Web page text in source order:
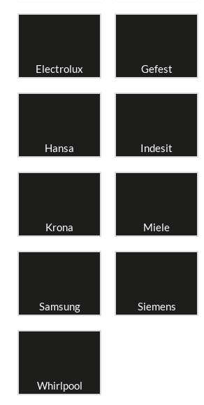
Electrolux Gefest
Hansa Indesit
Krona Miele
Samsung Siemens
Whirlpool